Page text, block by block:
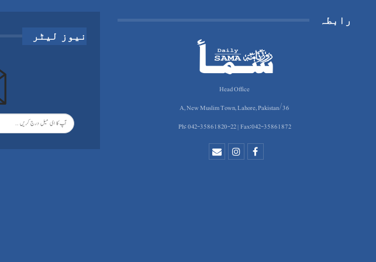
رابطہ
Head Office
36/A, New Muslim Town, Lahore, Pakistan
Ph: 042-35861820-22 | Fax:042-35861872
نیوز لیٹر